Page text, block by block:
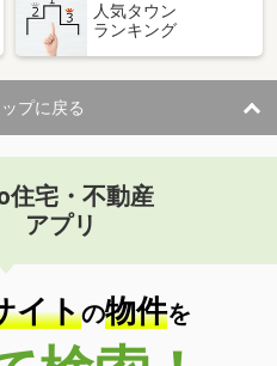
人気タウン
ランキング
プに戻る
住宅・不動産
アプリ
イトの物件を